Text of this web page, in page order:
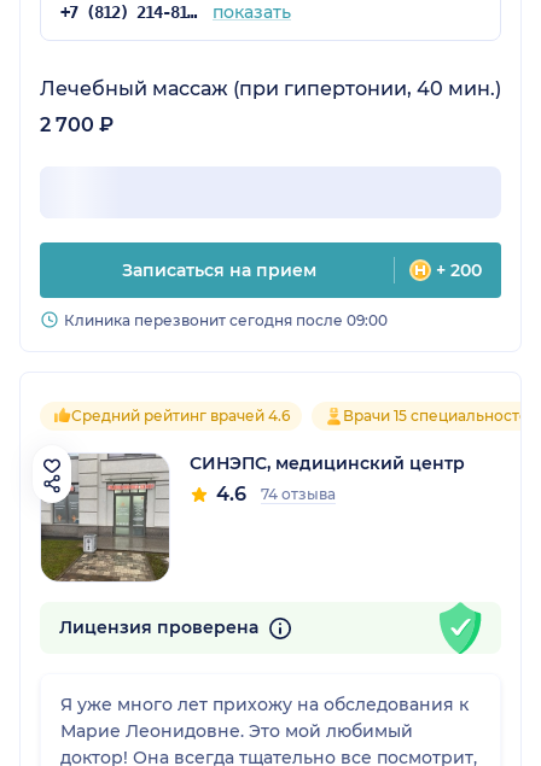
+7 (812) 214-81-73 показать
Лечебный массаж (при гипертонии, 40 мин.)
2 700 ₽
Записаться на прием + 200
Клиника перезвонит сегодня после 09:00
Средний рейтинг врачей 4.6 Врачи 15 специальностей
СИНЭПС, медицинский центр
4.6 74 отзыва
Лицензия проверена
Я уже много лет прихожу на обследования к
Марие Леонидовне. Это мой любимый
доктор! Она всегда тщательно все посмотрит,